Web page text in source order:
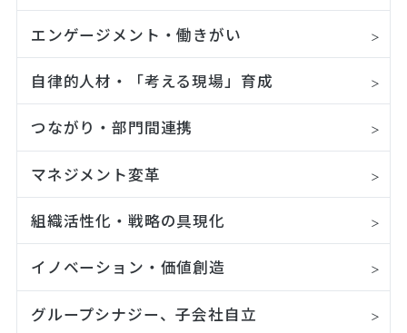
エンゲージメント・働きがい
自律的人材・「考える現場」育成
つながり・部門間連携
マネジメント変革
組織活性化・戦略の具現化
イノベーション・価値創造
グループシナジー、子会社自立